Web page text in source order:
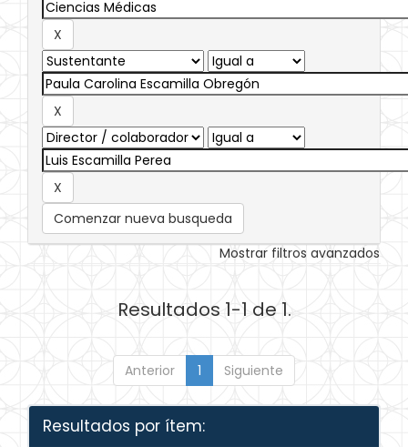
Comenzar nueva busqueda
Mostrar filtros avanzados
Resultados 1-1 de 1.
Anterior 1 Siguiente
Resultados por ítem: